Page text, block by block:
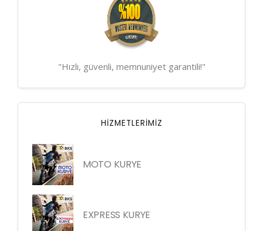
"Hızlı, güvenli, memnuniyet garantili!"
HIZMETLERIMIZ
MOTO KURYE
EXPRESS KURYE